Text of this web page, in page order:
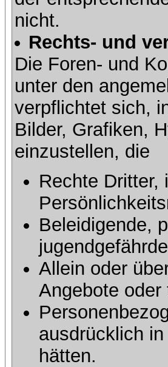
nicht.
Rechts- und
Die Foren- und
unter den
verpflichtet sich,
Bilder, Grafiken,
einzustellen, die
Rechte Dritter,
Beleidigende,
Allein oder
Angebote
ausdrücklich
hätten.